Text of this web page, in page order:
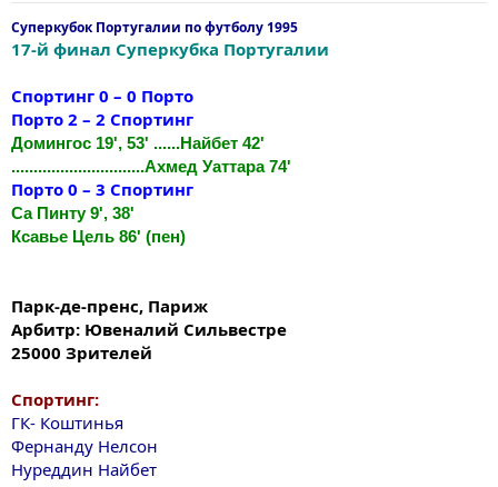
Суперкубок Португалии по футболу 1995
17-й финал Суперкубка Португалии
Спортинг 0 – 0 Порто
Порто 2 – 2 Спортинг
Домингос 19', 53' ......Найбет 42'
..............................Ахмед Уаттара 74'
Порто 0 – 3 Спортинг
Са Пинту 9', 38'
Ксавье Цель 86' (пен)
Парк-де-пренс, Париж
Арбитр: Ювеналий Сильвестре
25000 Зрителей
Спортинг:
ГК- Коштинья
Фернанду Нелсон
Нуреддин Найбет